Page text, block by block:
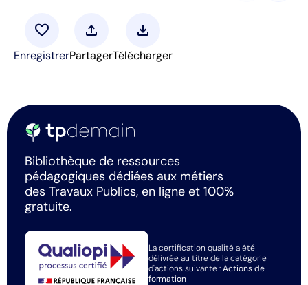
favorite
Enregistrer
upload
Partager
download
Télécharger
Bibliothèque de ressources
pédagogiques dédiées aux métiers
des Travaux Publics, en ligne et 100%
gratuite.
La certification qualité a été
délivrée au titre de la catégorie
d'actions suivante :Actions de
formation